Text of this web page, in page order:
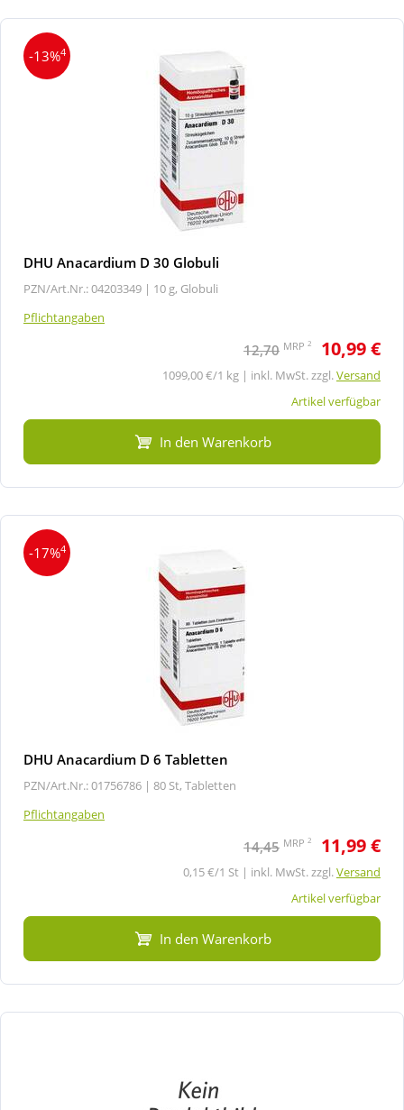
-13%4
DHU Anacardium D 30 Globuli
PZN/Art.Nr.: 04203349 | 10 g, Globuli
Pflichtangaben
12,70 MRP 2 10,99 €
1099,00 €/1 kg | inkl. MwSt. zzgl.Versand
Artikel verfügbar
In den Warenkorb
-17%4
DHU Anacardium D 6 Tabletten
PZN/Art.Nr.: 01756786 | 80 St, Tabletten
Pflichtangaben
14,45 MRP 2 11,99 €
0,15 €/1 St | inkl. MwSt. zzgl.Versand
Artikel verfügbar
In den Warenkorb